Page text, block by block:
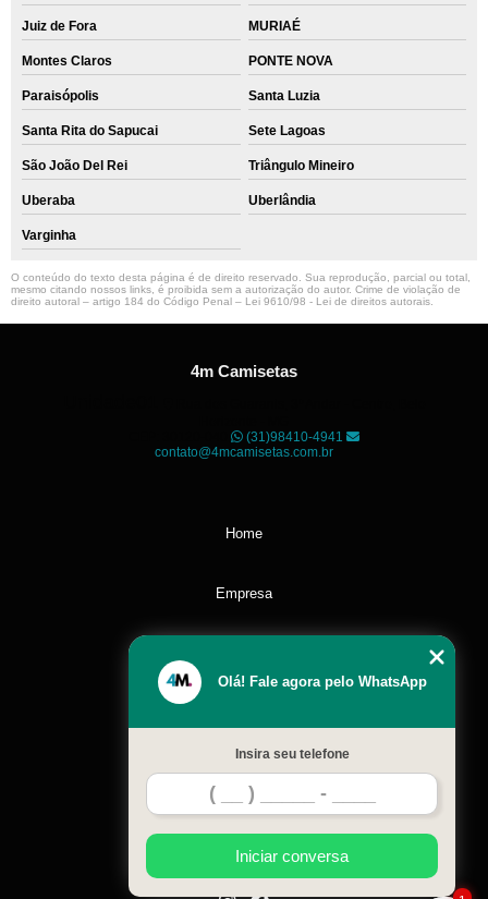
Juiz de Fora MURIAÉ
Montes Claros PONTE NOVA
Paraisópolis Santa Luzia
Santa Rita do Sapucai Sete Lagoas
São João Del Rei Triângulo Mineiro
Uberaba Uberlândia
Varginha
O conteúdo do texto desta página é de direito reservado. Sua reprodução, parcial ou total,
mesmo citando nossos links, é proibida sem a autorização do autor. Crime de violação de
direito autoral – artigo 184 do Código Penal – Lei 9610/98 - Lei de direitos autorais
4m Camisetas
(31)98410-4941
contato@4mcamisetas.com.br
Home
Empresa
Contato
Mapa do site
Olá! Fale agora pelo WhatsApp
Insira seu telefone
Iniciar conversa